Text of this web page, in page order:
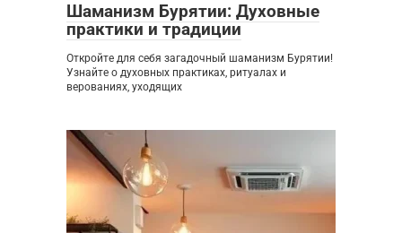
Шаманизм Бурятии: Духовные
практики и традиции
Откройте для себя загадочный шаманизм Бурятии!
Узнайте о духовных практиках, ритуалах и
верованиях, уходящих